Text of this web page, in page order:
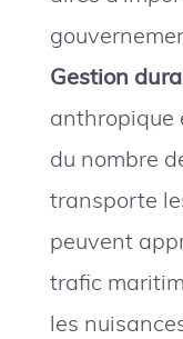
Gestion
anthropique
du nombre
transporte
peuvent
trafic
les